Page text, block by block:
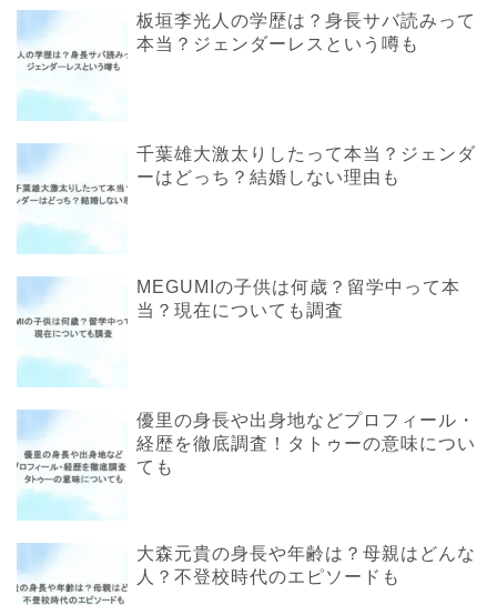
板垣李光人の学歴は？身長サバ読みって
本当？ジェンダーレスという噂も
千葉雄大激太りしたって本当？ジェンダ
ーはどっち？結婚しない理由も
MEGUMIの子供は何歳？留学中って本
当？現在についても調査
優里の身長や出身地などプロフィール・
経歴を徹底調査！タトゥーの意味につい
ても
大森元貴の身長や年齢は？母親はどんな
人？不登校時代のエピソードも